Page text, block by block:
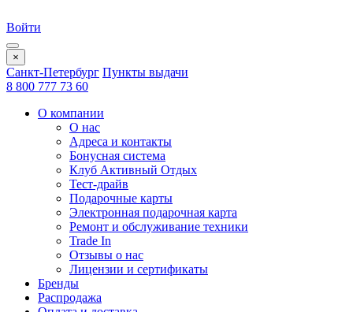
Войти
×
Санкт-Петербург Пункты выдачи
8 800 777 73 60
О компании
О нас
Адреса и контакты
Бонусная система
Клуб Активный Отдых
Тест-драйв
Подарочные карты
Электронная подарочная карта
Ремонт и обслуживание техники
Trade In
Отзывы о нас
Лицензии и сертификаты
Бренды
Распродажа